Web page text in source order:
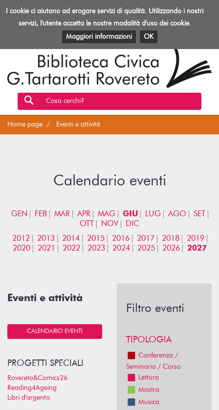
Toggle
Biblioteca
Rovereto
EVENTI E ATTIVITÀ PATRIMONIO E RISORSE
Cosa cerchi?
Home page Eventi e attività
Calendario eventi
GEN FEB MAR APR MAG GIU LUG AGO
SET
OTT
NOV
DIC
2012
2013 2014 2015 2016 2017 2018
2019
2020
2021 2022 2023 2024 2025 2026 2027
Eventi e attività
CALENDARIO EVENTI
PROGETTI SPECIALI
Rovereto&Comics26
Reading4Ageing
Libri d'argento
Filtro eventi
TIPOLOGIA
Conferenza /
Seminario / Corso
Lettura
Mostra
Musica
I cookie ci aiutano ad erogare servizi di qualità. Utilizzando i nostri
servizi, l'utente accetta le nostre modalità d'uso dei cookie.
Maggiori informazioni
OK